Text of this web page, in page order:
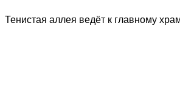
Тенистая аллея ведёт к главному